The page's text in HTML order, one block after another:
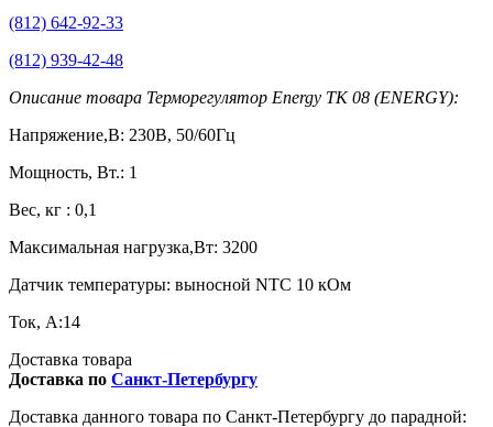
(812) 642-92-33
(812) 939-42-48
Описание товара Терморегулятор Energy TK 08 (ENERGY):
Напряжение,В: 230В, 50/60Гц
Мощность, Вт.: 1
Вес, кг : 0,1
Максимальная нагрузка,Вт: 3200
Датчик температуры: выносной NTC 10 кОм
Ток, А:14
Доставка товара
Доставка по Санкт-Петербургу
Доставка данного товара по Санкт-Петербургу до парадной: